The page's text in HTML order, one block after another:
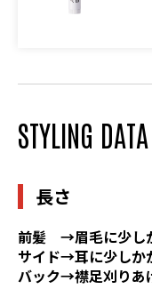
STYLING DATA
長さ
前髪 →眉毛に少し
サイド→耳に少しか
バック→襟足刈りあ